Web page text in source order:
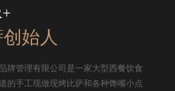
始人
牌管理有限公司是一家大型西餐饮食
的手工现做现烤比萨和各种馋嘴小点